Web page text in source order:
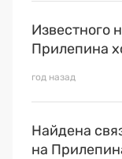
Известного
Прилепина
год назад
Найдена
на